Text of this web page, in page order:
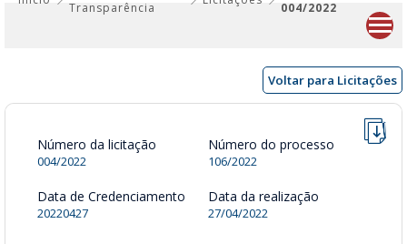
Transparência
004/2022
Voltar para Licitações
Número da licitação
004/2022
Número do processo
106/2022
Data de Credenciamento
20220427
Data da realização
27/04/2022